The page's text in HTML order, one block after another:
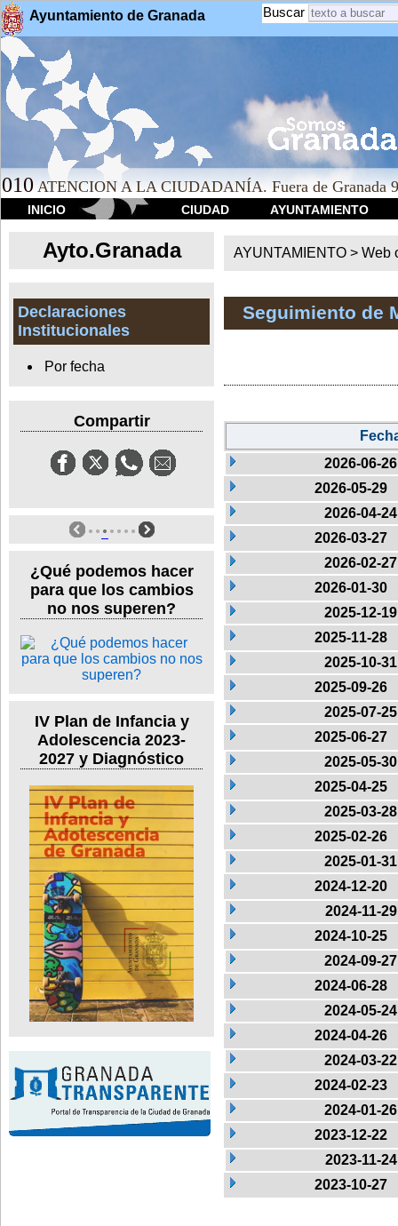
Ayuntamiento de Granada Buscar
010 ATENCION A LA CIUDADANÍA. Fuera de Granada
INICIO CIUDAD AYUNTAMIENTO
Ayto.Granada
Declaraciones
Institucionales
Por fecha
Compartir
¿Qué podemos hacer
para que los cambios
no nos superen?
IV Plan de Infancia y
Adolescencia 2023-
2027 y Diagnóstico
AYUNTAMIENTO > Web
Seguimiento de
2026-06-26
2026-05-29
2026-04-24
2026-03-27
2026-02-27
2026-01-30
2025-12-19
2025-11-28
2025-10-31
2025-09-26
2025-07-25
2025-06-27
2025-05-30
2025-04-25
2025-03-28
2025-02-26
2025-01-31
2024-12-20
2024-11-29
2024-10-25
2024-09-27
2024-06-28
2024-05-24
2024-04-26
2024-03-22
2024-02-23
2024-01-26
2023-12-22
2023-11-24
2023-10-27